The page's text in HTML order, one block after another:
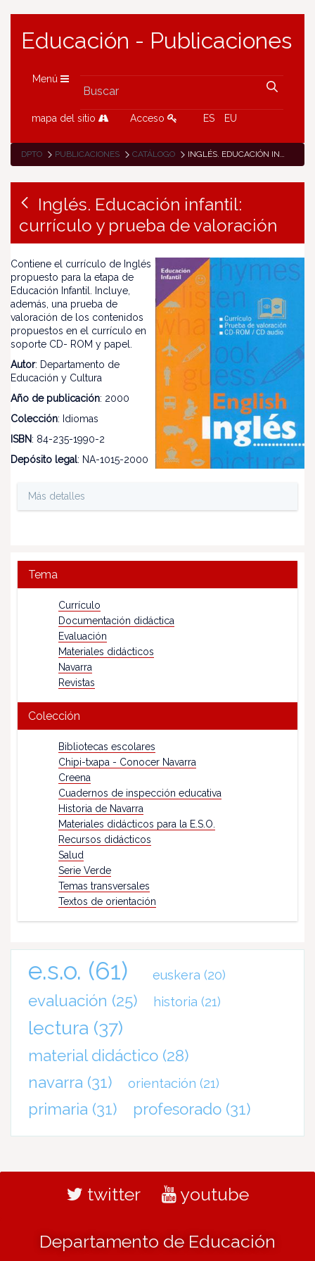
Educación - Publicaciones
Menú
mapa del sitio Acceso ES EU
DPTO PUBLICACIONES CATÁLOGO INGLÉS. EDUCACIÓN INFANTIL: CURRÍCULO Y PRUEBA DE VALORACIÓN
Inglés. Educación infantil:
currículo y prueba de valoración
Contiene el currículo de Inglés
propuesto para la etapa de
Educación Infantil. Incluye,
además, una prueba de
valoración de los contenidos
propuestos en el currículo en
soporte CD- ROM y papel.
Autor: Departamento de
Educación y Cultura
Año de publicación: 2000
Colección: Idiomas
ISBN: 84-235-1990-2
Depósito legal: NA-1015-2000
Más detalles
Tema
Currículo
Documentación didáctica
Evaluación
Materiales didácticos
Navarra
Revistas
Colección
Bibliotecas escolares
Chipi-txapa - Conocer Navarra
Creena
Cuadernos de inspección educativa
Historia de Navarra
Materiales didácticos para la E.S.O.
Recursos didácticos
Salud
Serie Verde
Temas transversales
Textos de orientación
e.s.o. (61) euskera (20)
evaluación (25) historia (21)
lectura (37)
material didáctico (28)
navarra (31) orientación (21)
primaria (31) profesorado (31)
twitter youtube
Departamento de Educación